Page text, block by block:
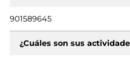
901589645
¿Cuáles son sus